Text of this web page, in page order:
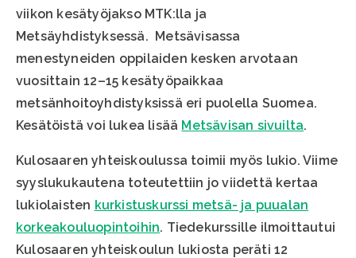
viikon kesätyöjakso MTK:lla ja
Metsäyhdistyksessä. Metsävisassa
menestyneiden oppilaiden kesken arvotaan
vuosittain 12–15 kesätyöpaikkaa
metsänhoitoyhdistyksissä eri puolella Suomea.
Kesätöistä voi lukea lisää Metsävisan sivuilta.
Kulosaaren yhteiskoulussa toimii myös lukio. Viime
syyslukukautena toteutettiin jo viidettä kertaa
lukiolaisten kurkistuskurssi metsä- ja puualan
korkeakouluopintoihin. Tiedekurssille ilmoittautui
Kulosaaren yhteiskoulun lukiosta peräti 12